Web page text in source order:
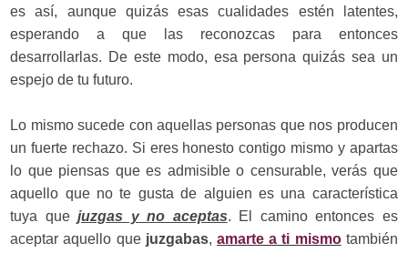
es así, aunque quizás esas cualidades estén latentes,
esperando a que las reconozcas para entonces
desarrollarlas. De este modo, esa persona quizás sea un
espejo de tu futuro.
Lo mismo sucede con aquellas personas que nos producen
un fuerte rechazo. Si eres honesto contigo mismo y apartas
lo que piensas que es admisible o censurable, verás que
aquello que no te gusta de alguien es una característica
tuya quejuzgas y no aceptas. El camino entonces es
aceptar aquello que juzgabas,amarte a ti mismotambién